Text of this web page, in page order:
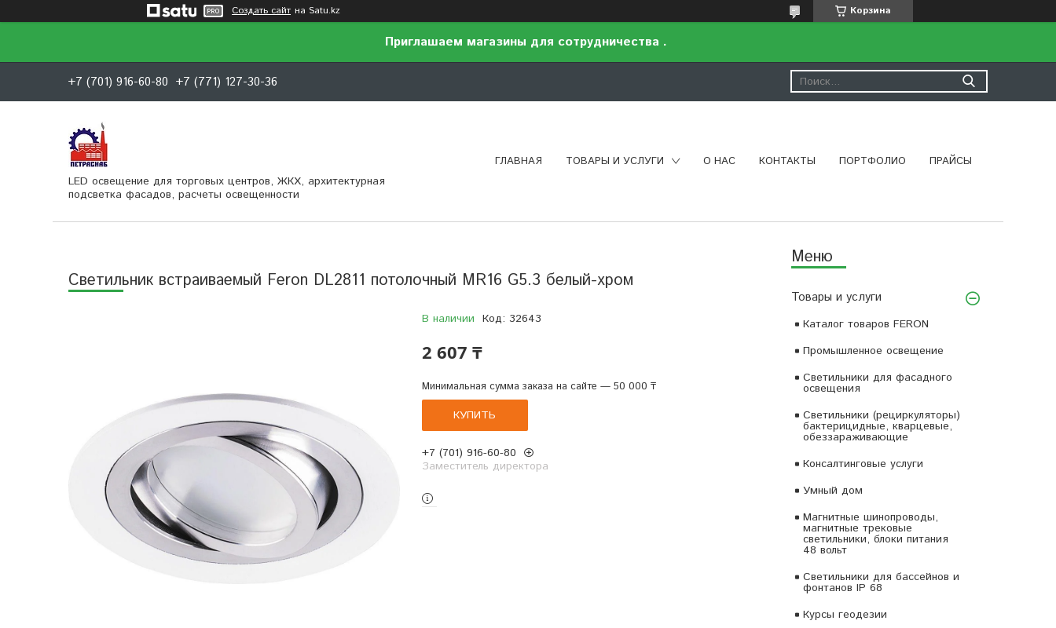
Создать сайт на Satu.kz Корзина
Приглашаем магазины для сотрудничества .
+7 (701) 916-60-80 +7 (771) 127-30-36
LED освещение для торговых центров, ЖКХ, архитектурная
подсветка фасадов, расчеты освещенности
ГЛАВНАЯ ТОВАРЫ И УСЛУГИ О НАС КОНТАКТЫ ПОРТФОЛИО ПРАЙСЫ
Товары и услуги
Каталог товаров FERON
Промышленное освещение
Светильники для фасадного
освещения
Светильники (рециркуляторы)
бактерицидные, кварцевые,
обеззараживающие
Консалтинговые услуги
Умный дом
Магнитные шинопроводы,
магнитные трековые
светильники, блоки питания
48 вольт
Светильники для бассейнов и
фонтанов IP 68
Курсы геодезии
Светильник встраиваемый Feron DL2811 потолочный MR16 G5.3 белый-хром
В наличии Код: 32643
2 607 ₸
Минимальная сумма заказа на сайте — 50 000 ₸
КУПИТЬ
+7 (701) 916-60-80
Заместитель директора